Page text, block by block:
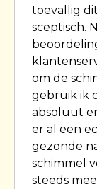
toevallig
sceptisch.
om de
gebruik ik
absoluut
er al een
gezonde
schimmel
steeds